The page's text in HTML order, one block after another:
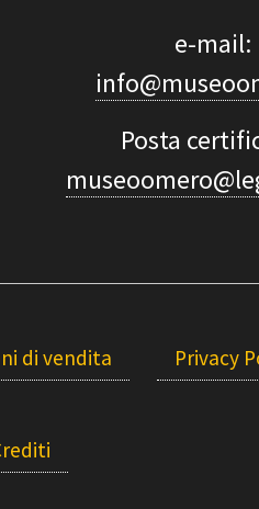
e-mail:
Posta
di vendita Privacy